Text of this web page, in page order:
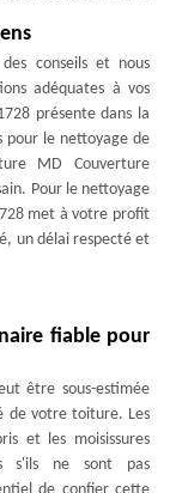
conseils et nous
adéquates à vos
présente dans la
pour le nettoyage de
MD Couverture
Pour le nettoyage
met à votre profit
un délai respecté et
fiable pour
être sous-estimée
de votre toiture. Les
et les moisissures
s'ils ne sont pas